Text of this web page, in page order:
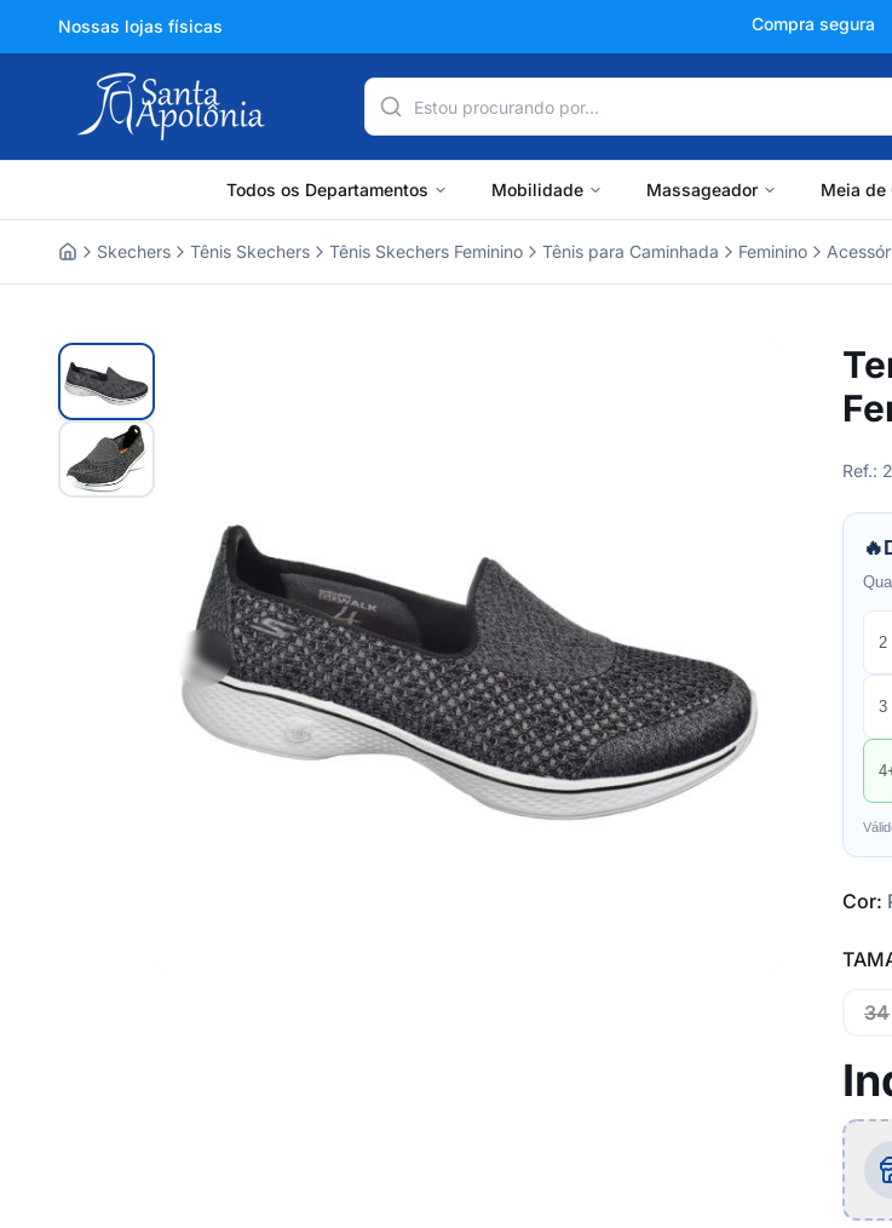
Nossas lojas físicas +150 mil avaliações
Todos os Departamentos Mobilidade Massageador Meia de
Skechers Tênis Skechers Tênis Skechers Feminino Tênis para Caminhada Feminino
Ref.:
🔥
2
3
Cor:
34